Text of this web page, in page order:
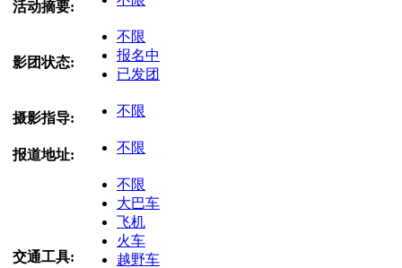
活动摘要:
影团状态:
不限
报名中
已发团
摄影指导: 不限
报道地址: 不限
交通工具:
不限
大巴车
飞机
火车
越野车